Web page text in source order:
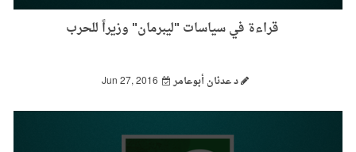
قراءة في سياسات "ليبرمان" وزيراً للحرب
د عدنان أبوعامر Jun 27, 2016